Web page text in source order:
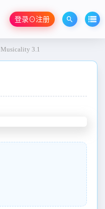
登录⊙注册
Musicality 3.1